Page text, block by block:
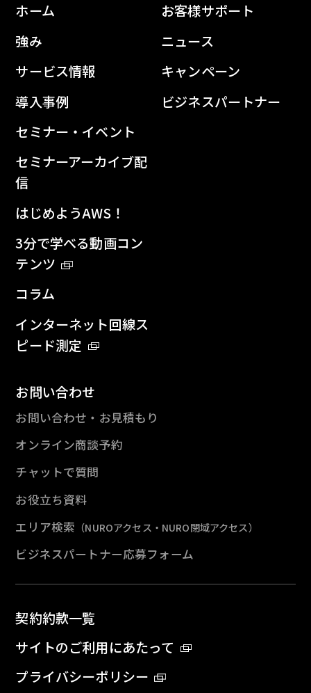
ホーム
強み
サービス情報
導入事例
セミナー・イベント
セミナーアーカイブ配
信
はじめようAWS！
3分で学べる動画コン
テンツ
コラム
インターネット回線ス
ピード測定
お客様サポート
ニュース
キャンペーン
ビジネスパートナー
お問い合わせ
お問い合わせ・お見積もり
オンライン商談予約
チャットで質問
お役立ち資料
エリア検索 （NUROアクセス・NURO閉域アクセス）
ビジネスパートナー応募フォーム
契約約款一覧
サイトのご利用にあたって
プライバシーポリシー